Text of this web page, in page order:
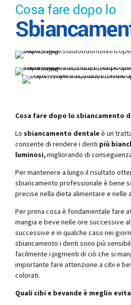
Cosa fare dopo lo
Cosa fare dopo lo sbiancamento
Lo sbiancamento dentale è un
consente di rendere i denti più
luminosi,migliorando di
Per mantenere a lungo il risultato
sbiancamento professionale è bene
precise nella dieta alimentare e nelle
Per prima cosa è fondamentale fare
mangia e beve nelle ore successive
successive e in qualche caso nei
sbiancamento i denti sono più
facilmente i pigmenti di ciò che si
importante fare attenzione a cibi e
colorati.
Quali cibi e bevande è meglio